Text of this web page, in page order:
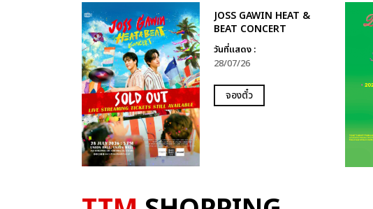
JOSS GAWIN HEAT &
BEAT CONCERT
วันที่แสดง :
28/07/26
จองตั๋ว